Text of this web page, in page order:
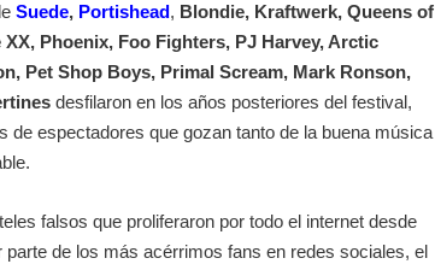
Suede, Portishead, Blondie, Kraftwerk, Queens of
Phoenix, Foo Fighters, PJ Harvey, Arctic
Pet Shop Boys, Primal Scream, Mark Ronson,
desfilaron en los años posteriores del festival,
de espectadores que gozan tanto de la buena música
falsos que proliferaron por todo el internet desde
de los más acérrimos fans en redes sociales, el